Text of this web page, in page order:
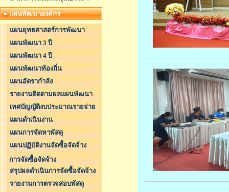
แผนพัฒนาองค์กร
แผนยุทธศาสตร์การพัฒนา
แผนพัฒนา 3 ปี
แผนพัฒนา 4 ปี
แผนพัฒนาท้องถิ่น
แผนอัตรากำลัง
รายงานติดตามผลแผนพัฒนา
เทศบัญญัติงบประมาณรายจ่าย
แผนดำเนินงาน
แผนการจัดหาพัสดุ
แผนปฏิบัติงานจัดซื้อจัดจ้าง
การจัดซื้อจัดจ้าง
สรุปผลดำเนินการจัดซื้อจัดจ้าง
รายงานการตรวจสอบพัสดุ